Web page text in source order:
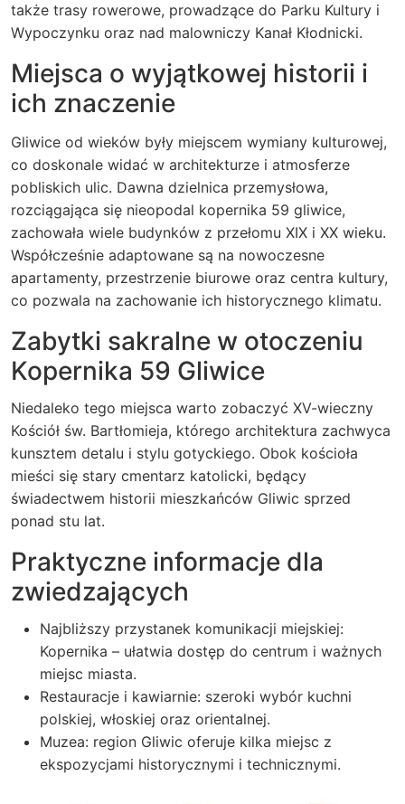
także trasy rowerowe, prowadzące do Parku Kultury i
Wypoczynku oraz nad malowniczy Kanał Kłodnicki.
Miejsca o wyjątkowej historii i
ich znaczenie
Gliwice od wieków były miejscem wymiany kulturowej,
co doskonale widać w architekturze i atmosferze
pobliskich ulic. Dawna dzielnica przemysłowa,
rozciągająca się nieopodal kopernika 59 gliwice,
zachowała wiele budynków z przełomu XIX i XX wieku.
Współcześnie adaptowane są na nowoczesne
apartamenty, przestrzenie biurowe oraz centra kultury,
co pozwala na zachowanie ich historycznego klimatu.
Zabytki sakralne w otoczeniu
Kopernika 59 Gliwice
Niedaleko tego miejsca warto zobaczyć XV-wieczny
Kościół św. Bartłomieja, którego architektura zachwyca
kunsztem detalu i stylu gotyckiego. Obok kościoła
mieści się stary cmentarz katolicki, będący
świadectwem historii mieszkańców Gliwic sprzed
ponad stu lat.
Praktyczne informacje dla
zwiedzających
Najbliższy przystanek komunikacji miejskiej:
Kopernika – ułatwia dostęp do centrum i ważnych
miejsc miasta.
Restauracje i kawiarnie: szeroki wybór kuchni
polskiej, włoskiej oraz orientalnej.
Muzea: region Gliwic oferuje kilka miejsc z
ekspozycjami historycznymi i technicznymi.